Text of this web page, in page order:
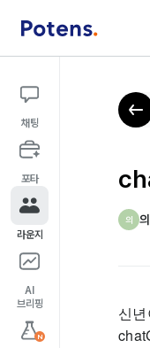
채팅
포타
라운지
AI
브리핑
N
의
신